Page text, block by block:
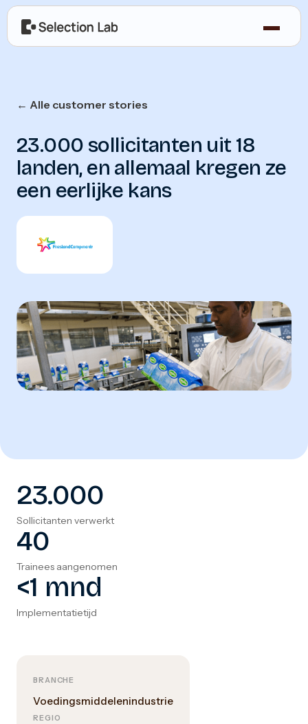
← Alle customer stories
23.000 sollicitanten uit 18
landen, en allemaal kregen ze
een eerlijke kans
23.000
Sollicitanten verwerkt
40
Trainees aangenomen
<1 mnd
Implementatietijd
BRANCHE
Voedingsmiddelenindustrie
REGIO